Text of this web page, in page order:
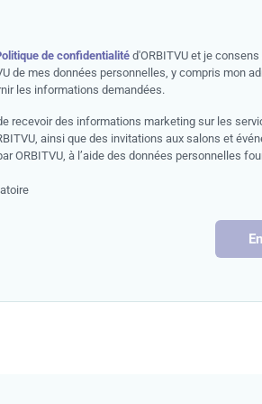
de confidentialité d'ORBITVU et je
de mes données personnelles, y compris mon
les informations demandées.
recevoir des informations marketing sur les
ainsi que des invitations aux salons et
ORBITVU, à l’aide des données personnelles